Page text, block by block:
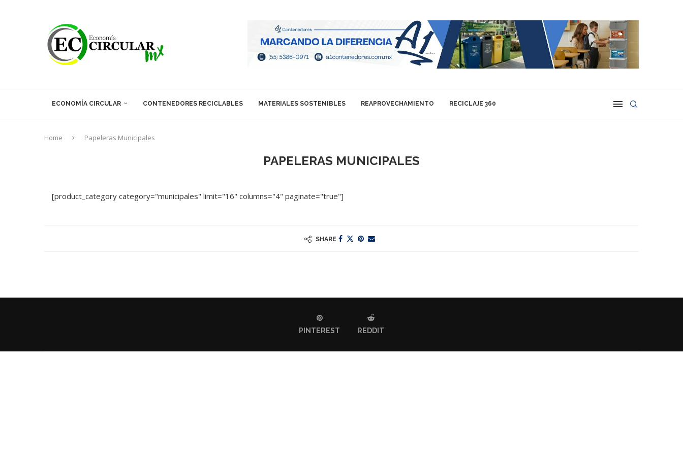
ECONOMÍA CIRCULAR CONTENEDORES RECICLABLES MATERIALES SOSTENIBLES REAPROVECHAMIENTO RECICLAJE 360
Home Papeleras Municipales
PAPELERAS MUNICIPALES
[product_category category="municipales" limit="16" columns="4" paginate="true"]
SHARE
PINTEREST REDDIT